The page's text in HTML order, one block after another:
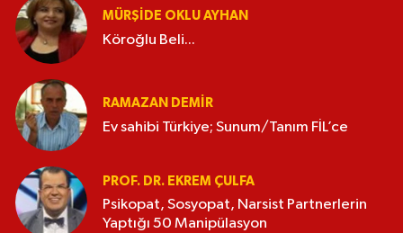
MÜRŞIDE OKLU AYHAN
Köroğlu Beli...
RAMAZAN DEMİR
Ev sahibi Türkiye; Sunum/Tanım FİL’ce
PROF. DR. EKREM ÇULFA
Psikopat, Sosyopat, Narsist Partnerlerin
Yaptığı 50 Manipülasyon